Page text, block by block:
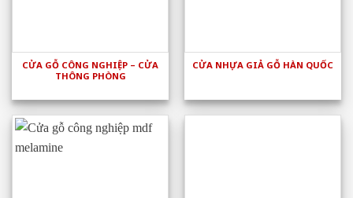
CỬA GỖ CÔNG NGHIỆP – CỬA
THÔNG PHÒNG
CỬA NHỰA GIẢ GỖ HÀN QUỐC